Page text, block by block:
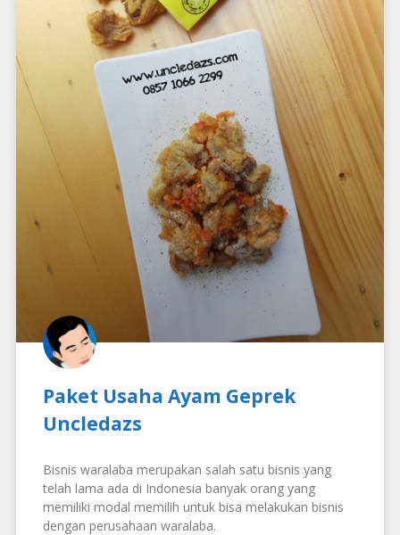
Paket Usaha Ayam Geprek
Uncledazs
Bisnis waralaba merupakan salah satu bisnis yang
telah lama ada di Indonesia banyak orang yang
memiliki modal memilih untuk bisa melakukan bisnis
dengan perusahaan waralaba.